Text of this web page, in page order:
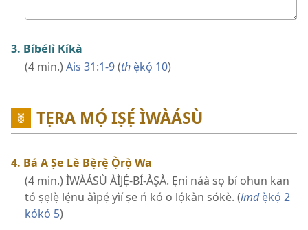
3. Bíbélì Kíkà
(4 min.) Ais 31:1-9(th ẹ̀kọ́ 10)
TẸRA MỌ́ IṢẸ́ ÌWÀÁSÙ
4. Bá A Ṣe Lè Bẹ̀rẹ̀ Ọ̀rọ̀ Wa
(4 min.) ÌWÀÁSÙ ÀÌJẸ́-BÍ-ÀṢÀ. Ẹni náà sọ bí ohun kan
tó ṣẹlẹ̀ lẹ́nu àìpẹ́ yìí ṣe ń kó o lọ́kàn sókè. (lmdẹ̀kọ́ 2
kókó 5)